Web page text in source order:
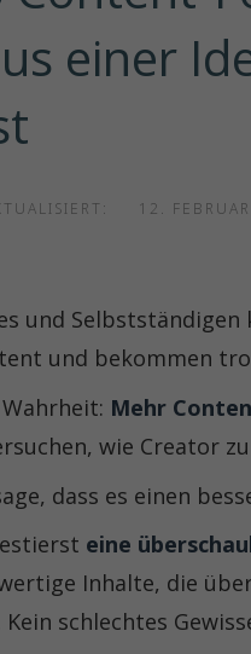
einer
12.
und
und bekommen
Mehr
wie Creator
dass es einen
eine
Inhalte, die
schlechtes